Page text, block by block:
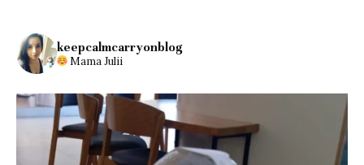
keepcalmcarryonblog
Mama Julii